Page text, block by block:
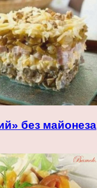
без майонеза